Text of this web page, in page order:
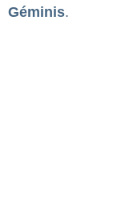
Géminis.